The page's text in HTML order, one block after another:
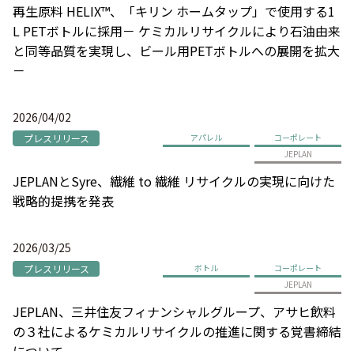
再生原料 HELIX™、「キリン ホームタップ」で使用する1
L PETボトルに採用－ ケミカルリサイクルにより石油由来
と同等品質を実現し、ビール用PETボトルへの展開を拡大
－
2026/04/02
プレスリリース アパレル
コーポレート
JEPLAN
JEPLANとSyre、繊維 to 繊維 リサイクルの実現に向けた
戦略的提携を発表
2026/03/25
プレスリリース ボトル
コーポレート
JEPLAN
JEPLAN、三井住友フィナンシャルグループ、アサヒ飲料
の３社によるケミカルリサイクルの推進に関する覚書締結